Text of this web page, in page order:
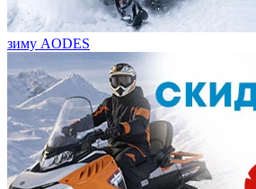
зиму AODES